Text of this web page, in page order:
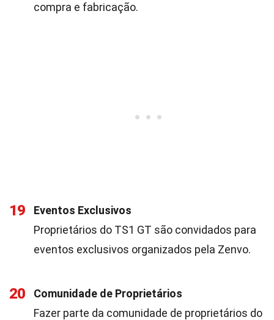
compra e fabricação.
19
Eventos Exclusivos
Proprietários do TS1 GT são convidados para
eventos exclusivos organizados pela Zenvo.
20
Comunidade de Proprietários
Fazer parte da comunidade de proprietários do